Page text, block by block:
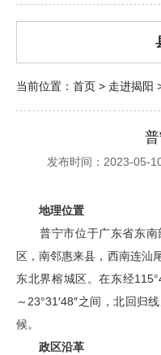
当前位置： 首页 > 走进揭阳
发布时间：2023-05-
地理位置
普宁市位于广东省东南
区，南邻惠来县，西南连汕
东北界榕城区。在东经
～23°31′48″之间，北回归
候。
政区沿革